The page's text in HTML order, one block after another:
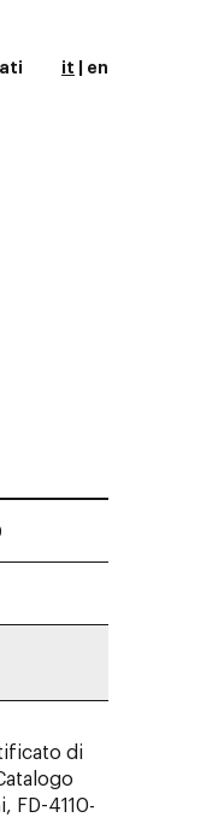
it en
di
FD-4110-